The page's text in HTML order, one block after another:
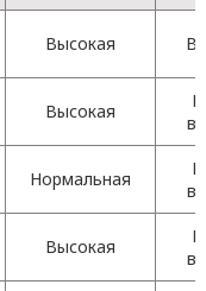
Высокая
Высокая
Нормальная
Высокая